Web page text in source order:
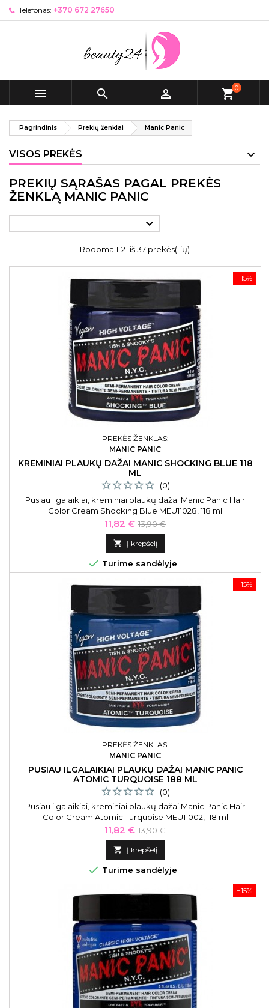
Telefonas: +370 672 27650
   shopping_cart0
Pagrindinis Prekių ženklai Manic Panic
VISOS PREKĖS
PREKIŲ SĄRAŠAS PAGAL PREKĖS
ŽENKLĄ MANIC PANIC

Rodoma 1-21 iš 37 prekės(-ių)
−15%
PREKĖS ŽENKLAS:
MANIC PANIC
KREMINIAI PLAUKŲ DAŽAI MANIC SHOCKING BLUE 118
ML
(0)
Pusiau ilgalaikiai, kreminiai plaukų dažai Manic Panic Hair
Color Cream Shocking Blue MEU11028, 118 ml
Kaina
11,82 € Bazinė
kaina
13,90 €
 Į krepšelį
 Turime sandėlyje
−15%
PREKĖS ŽENKLAS:
MANIC PANIC
PUSIAU ILGALAIKIAI PLAUKŲ DAŽAI MANIC PANIC
ATOMIC TURQUOISE 188 ML
(0)
Pusiau ilgalaikiai, kreminiai plaukų dažai Manic Panic Hair
Color Cream Atomic Turquoise MEU11002, 118 ml
Kaina
11,82 € Bazinė
kaina
13,90 €
 Į krepšelį
 Turime sandėlyje
−15%